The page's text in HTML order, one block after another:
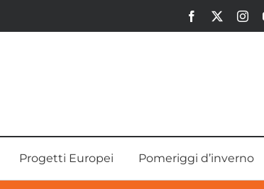
Facebook
Progetti Europei Pomeriggi d’inverno